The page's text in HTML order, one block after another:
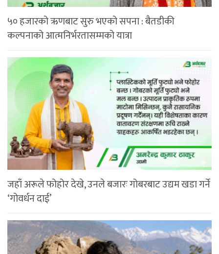
५० हजारको ऋणबाट सुरु भएको सपना : बैतडीकी
कल्पनाको आत्मनिर्भरतासम्मको यात्रा
जहाँ अरूले फोहोर देखे, उनले बजारः गोबरबाट उद्यम खडा गर्ने
‘गोवर्धन दाई’